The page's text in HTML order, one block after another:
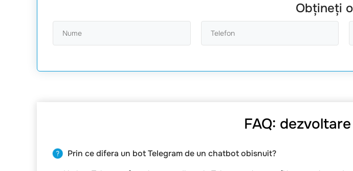
Obțineți
FAQ:
Prin ce difera un bot Telegram de un chatbot obisnuit?